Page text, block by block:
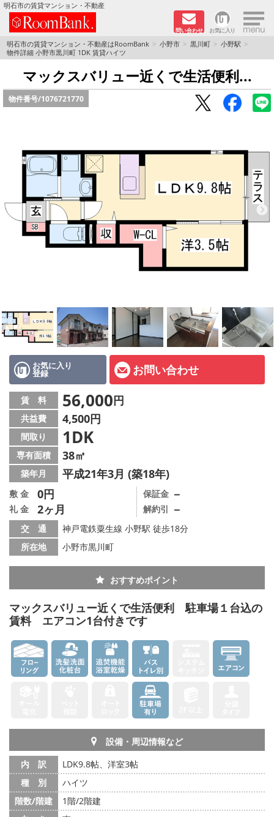
明石市の賃貸マンション・不動産
問い合わせ お気に入り ×
TOPページ
分譲マンションシリーズ
リノベーション物件
オートロック付き物件特集
路線·駅から探す
地域から探す
地図から探す
スタッフ紹介ページ
LINE公式アカウント
店舗情報·アクセス
会社概要
メールでお問い合わせ
明石市の賃貸マンション・不動産はRoomBank 小野市 黒川町
小野駅
物件詳細 小野市黒川町 1DK 賃貸ハイツ
マックスバリュー近くで生活便利...
物件番号/1076721770
お気に入り
登録 お問い合わせ
賃 料 56,000円
共益費 4,500円
間取り 1DK
専有面積 38㎡
築年月 平成21年3月 (築18年)
敷 金 0円
礼 金 2ヶ月
保証金 －
解約引 －
交 通
神戸電鉄粟生線 小野駅 徒歩18分
所在地
小野市黒川町
おすすめポイント
マックスバリュー近くで生活便利 駐車場１台込の
賃料 エアコン1台付きです
設備・周辺情報など
内 訳
LDK9.8帖、洋室3帖
種 別
ハイツ
階数/階建
1階/2階建